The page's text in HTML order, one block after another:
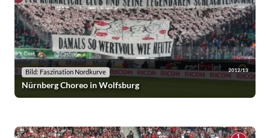
Bild: Faszination Nordkurve 2012/13
Nürnberg Choreo in Wolfsburg